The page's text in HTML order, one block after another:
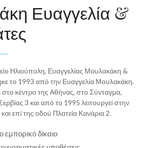
Ευαγγελία &
Ηλιούπολη, Ευαγγελίας Μουλακάκη &
το 1993 από την Ευαγγελία Μουλακάκη.
στο κέντρο της Αθήνας, στο Σύνταγμα,
3 και από το 1995 λειτουργεί στην
επί της οδού Πλατεία Κανάρια 2.
εμπορικό δίκαιο